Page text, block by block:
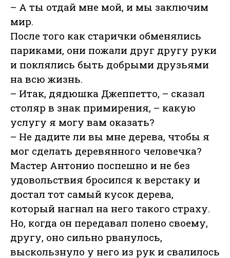
– А ты отдай мне мой, и мы заключим
мир.
После того как старички обменялись
париками, они пожали друг другу руки
и поклялись быть добрыми друзьями
на всю жизнь.
– Итак, дядюшка Джеппетто, – сказал
столяр в знак примирения, – какую
услугу я могу вам оказать?
– Не дадите ли вы мне дерева, чтобы я
мог сделать деревянного человечка?
Мастер Антонио поспешно и не без
удовольствия бросился к верстаку и
достал тот самый кусок дерева,
который нагнал на него такого страху.
Но, когда он передавал полено своему,
другу, оно сильно рванулось,
выскользнуло у него из рук и свалилось